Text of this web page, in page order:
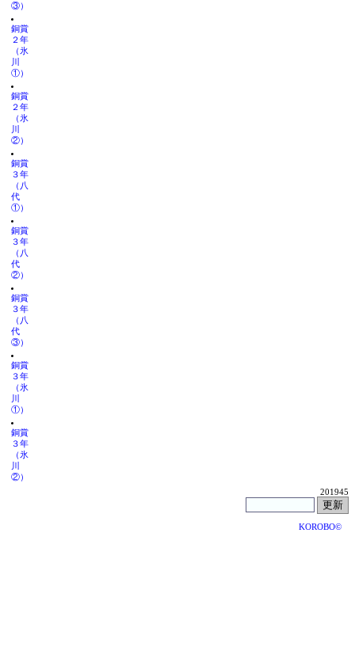
③）
銅賞
２年
（氷
川
①）
銅賞
２年
（氷
川
②）
銅賞
３年
（八
代
①）
銅賞
３年
（八
代
②）
銅賞
３年
（八
代
③）
銅賞
３年
（氷
川
①）
銅賞
３年
（氷
川
②）
201945
KOROBO©